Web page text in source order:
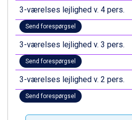
St. Anton fra DKK 7.245
Zell am See fra DKK 4.095
Canazei fra DKK 4.745
Livigno fra DKK 4.145
Ponte di Legno fra DKK 4.745
Bad Gastein fra DKK 4.195
Alleghe fra DKK 5.595
Arabba fra DKK 7.045
Sauze dOulx fra DKK 4.045
La Thuile fra DKK 4.595
Val Thorens fra DKK 5.395
3-værelses lejlighed v. 4 pers.
Send forespørgsel
3-værelses lejlighed v. 3 pers.
Send forespørgsel
3-værelses lejlighed v. 2 pers.
Send forespørgsel